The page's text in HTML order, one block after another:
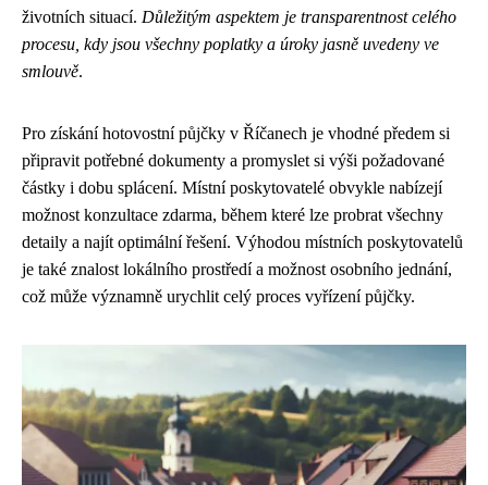
životních situací. Důležitým aspektem je transparentnost celého
procesu, kdy jsou všechny poplatky a úroky jasně uvedeny ve
smlouvě.
Pro získání hotovostní půjčky v Říčanech je vhodné předem si
připravit potřebné dokumenty a promyslet si výši požadované
částky i dobu splácení. Místní poskytovatelé obvykle nabízejí
možnost konzultace zdarma, během které lze probrat všechny
detaily a najít optimální řešení. Výhodou místních poskytovatelů
je také znalost lokálního prostředí a možnost osobního jednání,
což může významně urychlit celý proces vyřízení půjčky.